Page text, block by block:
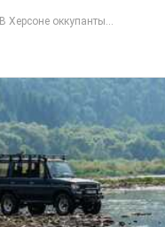
В Херсоне оккупанты...